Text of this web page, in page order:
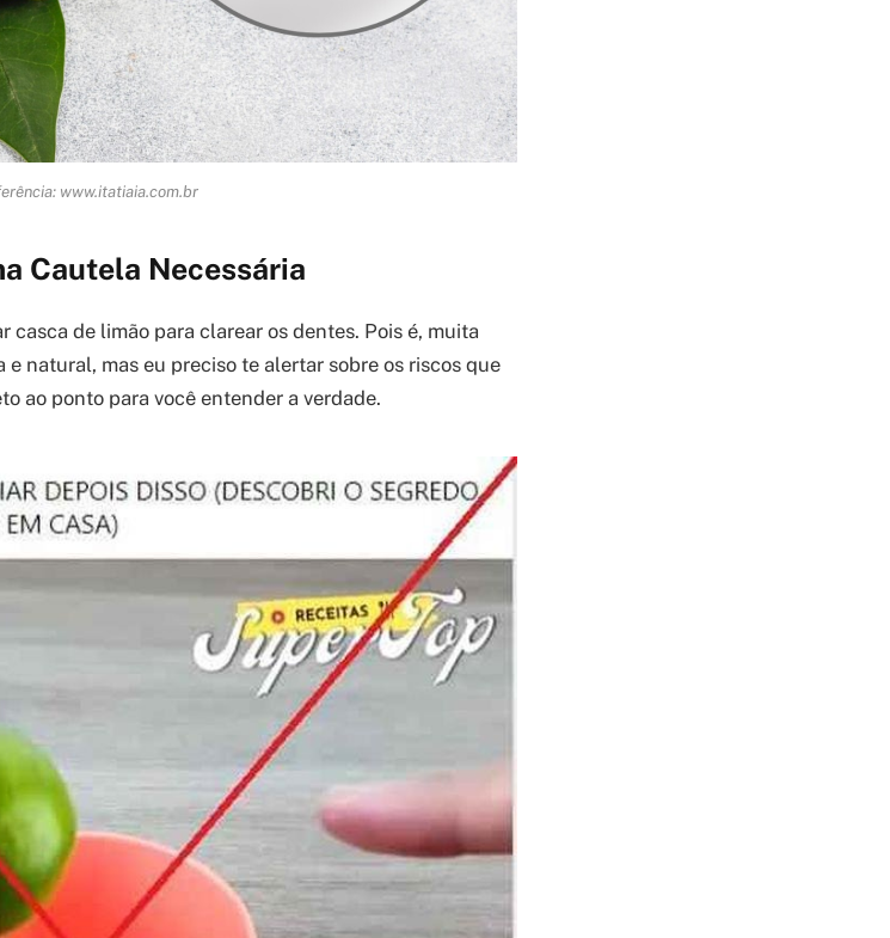
www.itatiaia.com.br
Cautela Necessária
casca de limão para clarear os dentes. Pois é, muita
natural, mas eu preciso te alertar sobre os riscos que
ao ponto para você entender a verdade.